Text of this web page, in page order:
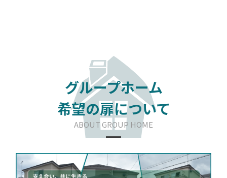
グループホーム
希望の扉について
ABOUT GROUP HOME